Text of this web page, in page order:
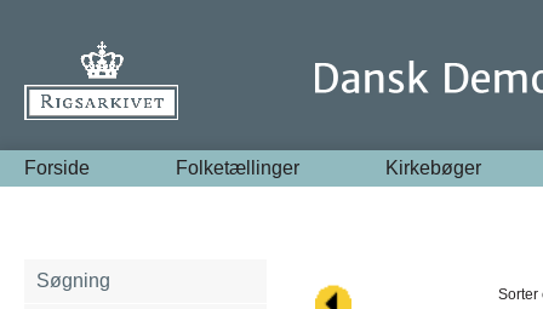
Forside Folketællinger Kirkebøger
Søgning
Sorter